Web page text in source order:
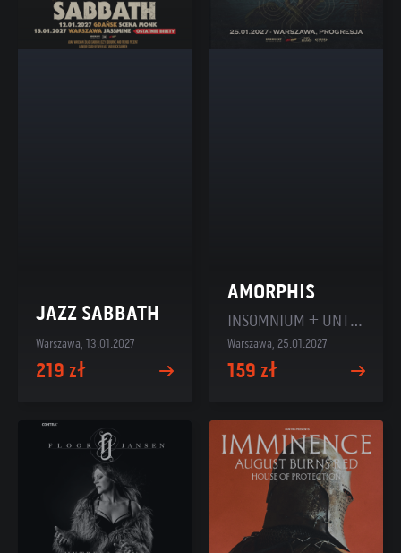
JAZZ SABBATH
Warszawa, 13.01.2027
219 zł
AMORPHIS
INSOMNIUM + UNTO OTHERS
Warszawa, 25.01.2027
159 zł